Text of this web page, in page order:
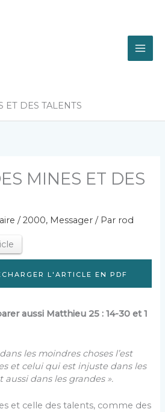
ET DES TALENTS
MINES ET DES
/2000, Messager / Par rod
L'ARTICLE EN PDF
aussi Matthieu 25 : 14-30 et 1
les moindres choses l’est
et celui qui est injuste dans les
aussi dans les grandes ».
et celle des talents, comme des